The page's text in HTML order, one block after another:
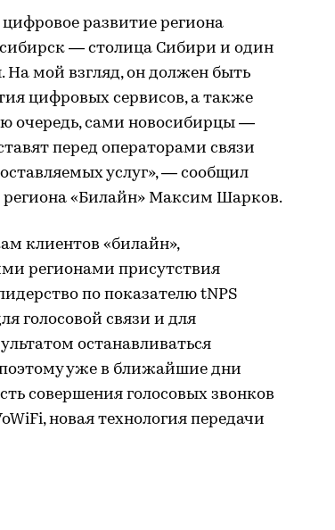
развитие региона
— столица Сибири и один
мой взгляд, он должен быть
цифровых сервисов, а также
очередь, сами новосибирцы —
перед операторами связи
услуг», — сообщил
региона «Билайн» Максим Шарков.
клиентов «билайн»,
регионами присутствия
по показателю tNPS
голосовой связи и для
останавливаться
уже в ближайшие дни
совершения голосовых звонков
новая технология передачи